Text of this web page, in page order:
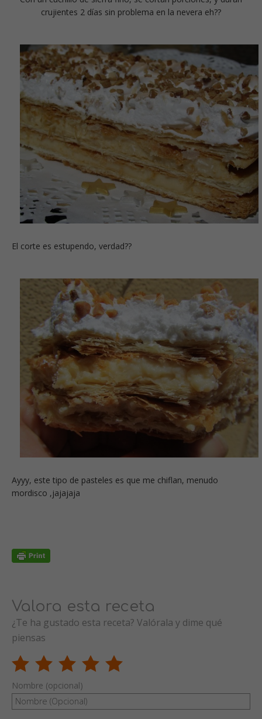
crujientes 2 días sin problema en la nevera eh??
El corte es estupendo, verdad??
Ayyy, este tipo de pasteles es que me chiflan, menudo
mordisco ,jajajaja
Valora esta receta
¿Te ha gustado esta receta? Valórala y dime qué
piensas
Nombre (opcional)